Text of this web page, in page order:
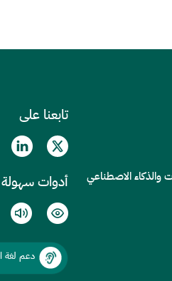
والذكاء الاصطناعي
تابعنا على
أدوات
دعم لغة